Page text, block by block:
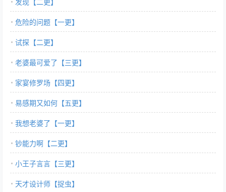
危险的问题【一更】
试探【二更】
老婆最可爱了【三更】
家宴修罗场【四更】
易感期又如何【五更】
我想老婆了【一更】
钞能力啊【二更】
小王子言言【三更】
天才设计师【捉虫】